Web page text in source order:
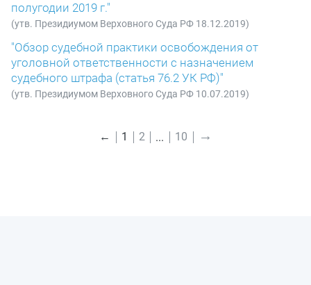
полугодии 2019 г."
(утв. Президиумом Верховного Суда РФ 18.12.2019)
"Обзор судебной практики освобождения от
уголовной ответственности с назначением
судебного штрафа (статья 76.2 УК РФ)"
(утв. Президиумом Верховного Суда РФ 10.07.2019)
← 1 2 10 →